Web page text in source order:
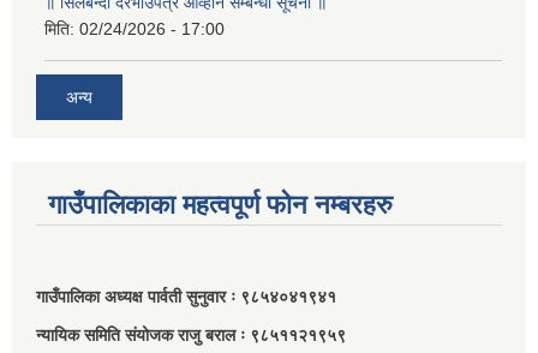
मिति: 02/24/2026 - 17:00
अन्य
गाउँपालिकाका महत्वपूर्ण फोन नम्बरहरु
गाउँपालिका अध्यक्ष पार्वती सुनुवार ः ९८५४०४१९४१
न्यायिक समिति संयोजक राजु बराल ः ९८५११२१९५९